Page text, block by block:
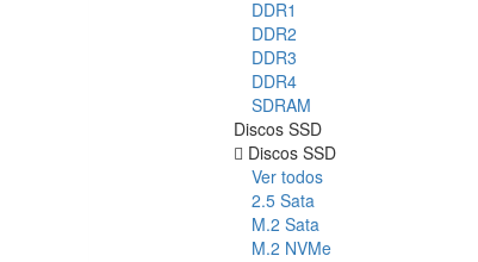
DDR1
DDR2
DDR3
DDR4
SDRAM
Discos SSD
Discos SSD
Ver todos
2.5 Sata
M.2 Sata
M.2 NVMe